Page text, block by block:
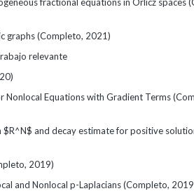
graphs (Completo, 2021)
relevante
Nonlocal Equations with Gradient Terms
and decay estimate for positive
2019)
and Nonlocal p-Laplacians (Completo,